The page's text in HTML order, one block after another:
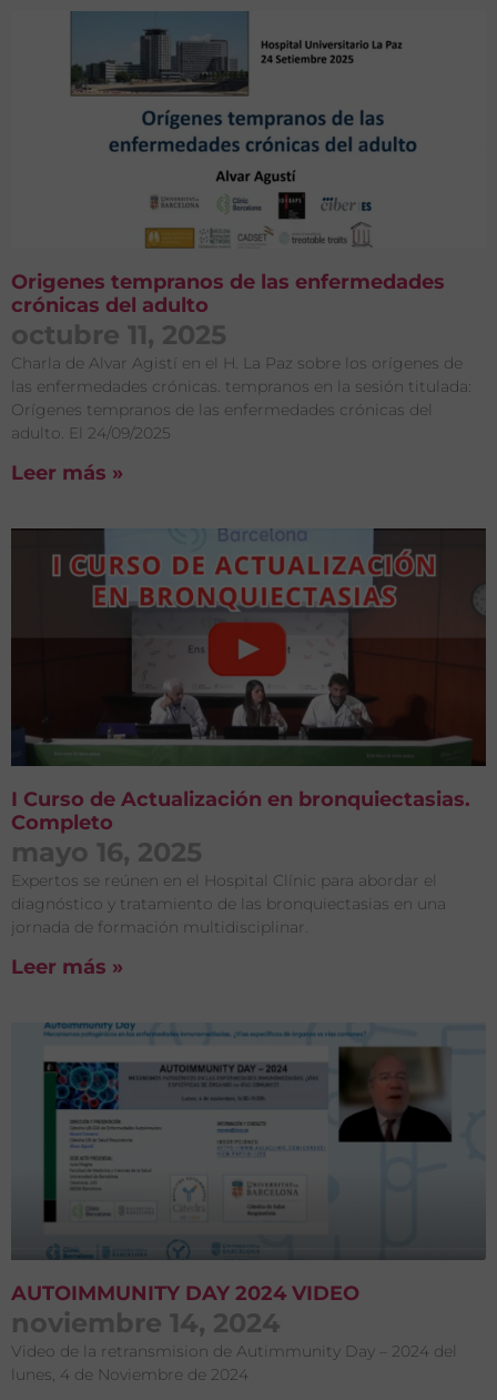
Origenes tempranos de las enfermedades
crónicas del adulto
octubre 11, 2025
Charla de Alvar Agistí en el H. La Paz sobre los orígenes de
las enfermedades crónicas. tempranos en la sesión titulada:
Orígenes tempranos de las enfermedades crónicas del
adulto. El 24/09/2025
Leer más »
I Curso de Actualización en bronquiectasias.
Completo
mayo 16, 2025
Expertos se reúnen en el Hospital Clínic para abordar el
diagnóstico y tratamiento de las bronquiectasias en una
jornada de formación multidisciplinar.
Leer más »
AUTOIMMUNITY DAY 2024 VIDEO
noviembre 14, 2024
Video de la retransmision de Autimmunity Day – 2024 del
lunes, 4 de Noviembre de 2024